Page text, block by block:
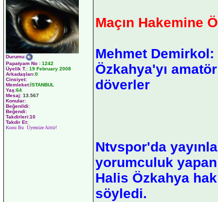
Durumu:
Papatyam No : 1242
Üyelik T. : 19 February 2008
Arkadaşları:0
Cinsiyet:
Memleket:İSTANBUL
Yaş:64
Mesaj: 13.567
Konular:
Beğenildi:
Beğendi:
Takdirleri:10
Takdir Et:
Konu Bu Üyemize Aittir!
Maçın Hakemine
Mehmet Demirkol:
Özkahya'yı
döverler
Ntvspor'da
yorumculuk yapan
Halis Özkahya
söyledi.